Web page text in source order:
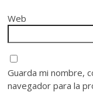
Web
Guarda mi nombre,
navegador para la